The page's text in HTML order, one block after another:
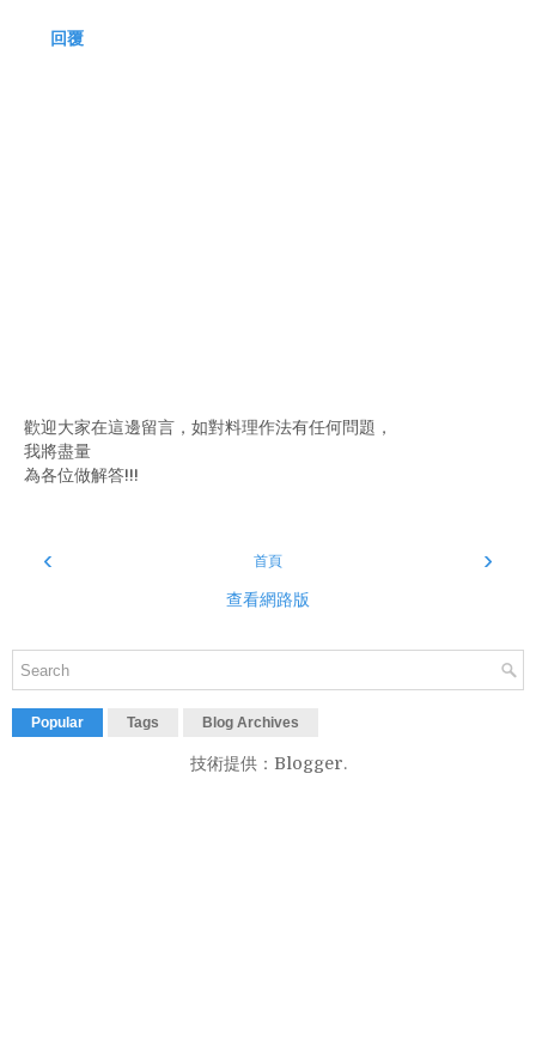
回覆
歡迎大家在這邊留言，如對料理作法有任何問題，
我將盡量
為各位做解答!!!
‹ ›
首頁
查看網路版
Popular Tags Blog Archives
技術提供： Blogger.